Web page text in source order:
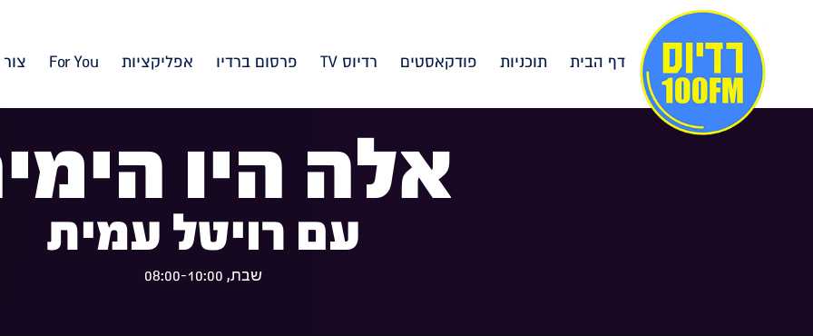
דף הבית תוכניות פודקאסטים רדיוס TV פרסום ברדיו אפליקציות For You
אלה היו
עם רויטל עמית
שבת, 08:00-10:00